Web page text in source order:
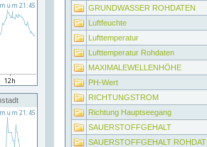
GRUNDWASSER ROHDATEN
Luftfeuchte
Lufttemperatur
Lufttemperatur Rohdaten
MAXIMALEWELLENHÖHE
PH-Wert
RICHTUNGSTROM
Richtung Hauptseegang
SAUERSTOFFGEHALT
SAUERSTOFFGEHALT